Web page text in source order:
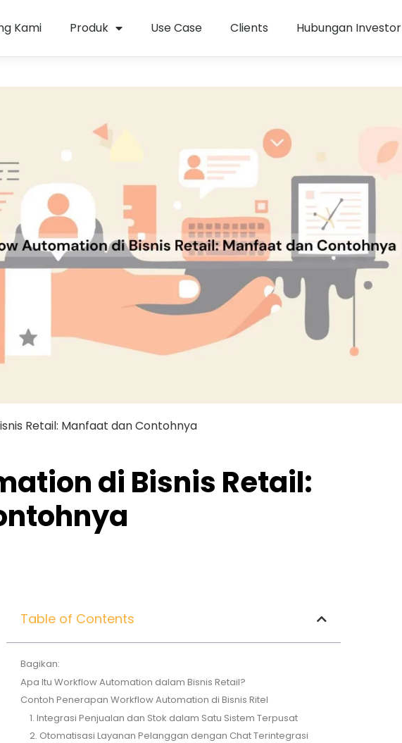
Kami Produk Use Case Clients Hubungan Investor
Retail: Manfaat dan Contohnya
di Bisnis Retail:
Table of Contents
Bagikan:
Apa Itu Workflow Automation dalam Bisnis Retail?
Contoh Penerapan Workflow Automation di Bisnis Ritel
1. Integrasi Penjualan dan Stok dalam Satu Sistem Terpusat
2. Otomatisasi Layanan Pelanggan dengan Chat Terintegrasi